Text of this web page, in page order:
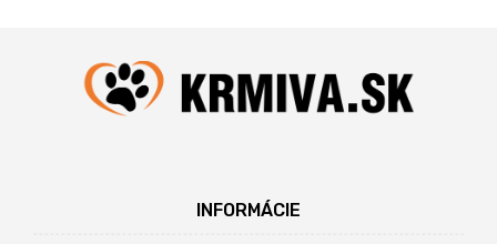
INFORMÁCIE